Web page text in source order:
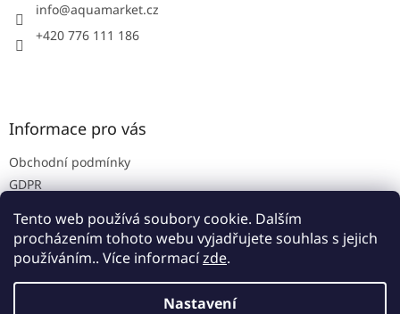
Tento web používá soubory cookie. Dalším
procházením tohoto webu vyjadřujete souhlas s jejich
používáním.. Více informacízde.
Nastavení
info@aquamarket.cz
+420 776 111 186
Informace pro vás
Obchodní podmínky
GDPR
Kontakty
Vytvořil Shoptet